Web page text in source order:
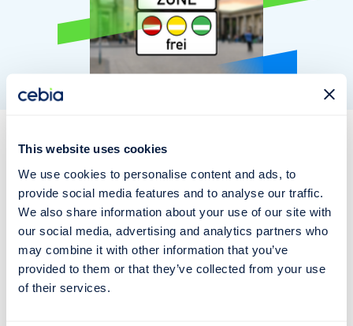
This website uses cookies
We use cookies to personalise content and ads, to
provide social media features and to analyse our traffic.
We also share information about your use of our site with
our social media, advertising and analytics partners who
may combine it with other information that you’ve
provided to them or that they’ve collected from your use
of their services.
📞 Důležitá telefonní čísla
Jednotný záchranný systém:112
Záchranná služba:112
Policie:110
Hasiči:122